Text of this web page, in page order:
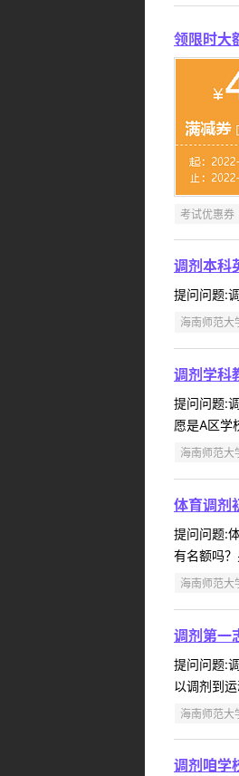
领限时大
考试优惠券
调剂本科
提问问题:
海南师范大
调剂学科
提问问题:
愿是A区学
海南师范大
体育调剂
提问问题:
有名额吗
海南师范大
调剂第一
提问问题:
以调剂到
海南师范大
调剂咱学